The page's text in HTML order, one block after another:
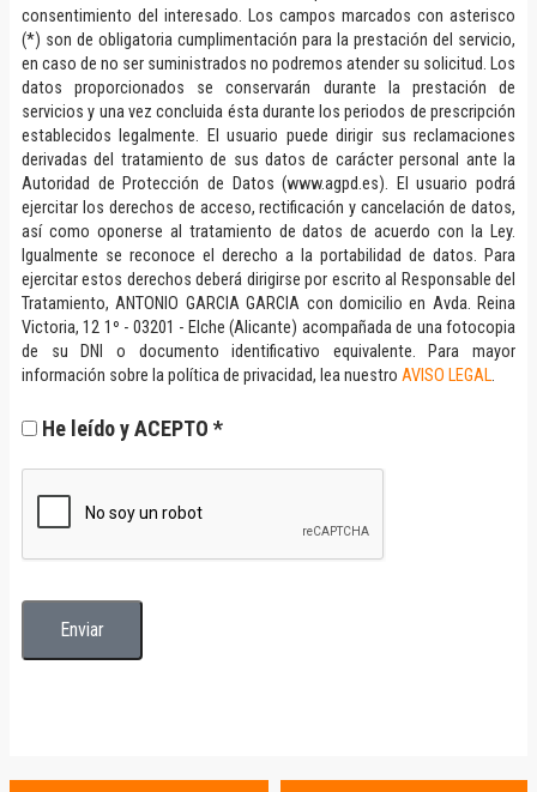
consentimiento del interesado. Los campos marcados con asterisco
(*) son de obligatoria cumplimentación para la prestación del servicio,
en caso de no ser suministrados no podremos atender su solicitud. Los
datos proporcionados se conservarán durante la prestación de
servicios y una vez concluida ésta durante los periodos de prescripción
establecidos legalmente. El usuario puede dirigir sus reclamaciones
derivadas del tratamiento de sus datos de carácter personal ante la
Autoridad de Protección de Datos (www.agpd.es). El usuario podrá
ejercitar los derechos de acceso, rectificación y cancelación de datos,
así como oponerse al tratamiento de datos de acuerdo con la Ley.
Igualmente se reconoce el derecho a la portabilidad de datos. Para
ejercitar estos derechos deberá dirigirse por escrito al Responsable del
Tratamiento, ANTONIO GARCIA GARCIA con domicilio en Avda. Reina
Victoria, 12 1º - 03201 - Elche (Alicante) acompañada de una fotocopia
de su DNI o documento identificativo equivalente. Para mayor
información sobre la política de privacidad, lea nuestro AVISO LEGAL.
He leído y ACEPTO *